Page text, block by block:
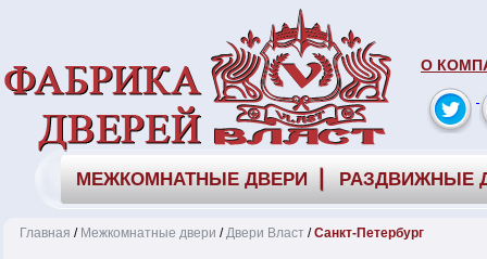
О
МЕЖКОМНАТНЫЕ ДВЕРИ РАЗДВИЖНЫЕ
Главная / Межкомнатные двери /Двери Власт /Санкт-Петербург